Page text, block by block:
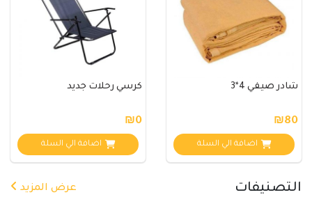
شادر صيفي 4*3
₪80
اضافة الي السلة
كرسي رحلات جديد
₪0
اضافة الي السلة
التصنيفات عرض المزيد